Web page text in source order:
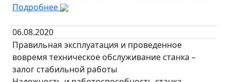
Подробнее
06.08.2020
Правильная эксплуатация и проведенное
вовремя техническое обслуживание станка –
залог стабильной работы